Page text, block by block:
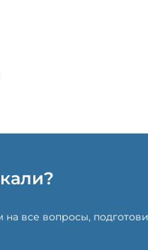
все вопросы,